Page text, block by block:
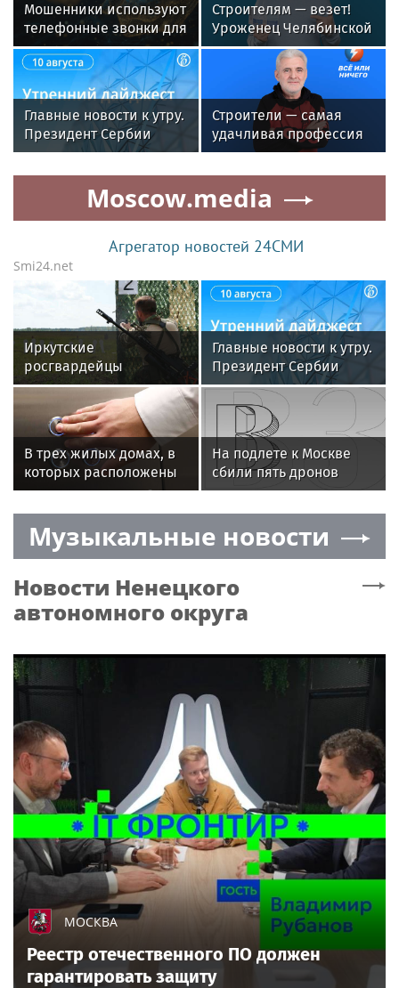
Мошенники используют
телефонные звонки для
давления на жертв
Строителям — везет!
Уроженец Челябинской
области выиграл 1 млн
рублей в лотерею от
«Столото» и вложил его
в бизнес
Главные новости к утру.
Президент Сербии
Александр Вучич
предрек начало
«большой войны»
Строители — самая
удачливая профессия
2025 года по данным
«Столото». Истории
лотерейных
счастливчиков ко Дню
Moscow.media
Агрегатор новостей 24СМИ
Smi24.net
Иркутские
росгвардейцы
завоевали золото на
чемпионате
Сибирского ордена
Жукова округа
Росгвардии по
служебно-боевой
Главные новости к утру.
Президент Сербии
Александр Вучич
предрек начало
«большой войны»
В трех жилых домах, в
которых расположены
библиотеки, в 2026 году
оборудование
На подлете к Москве
сбили пять дронов
Музыкальные новости
Новости Ненецкого
автономного округа
МОСКВА
Реестр отечественного ПО должен
гарантировать защиту